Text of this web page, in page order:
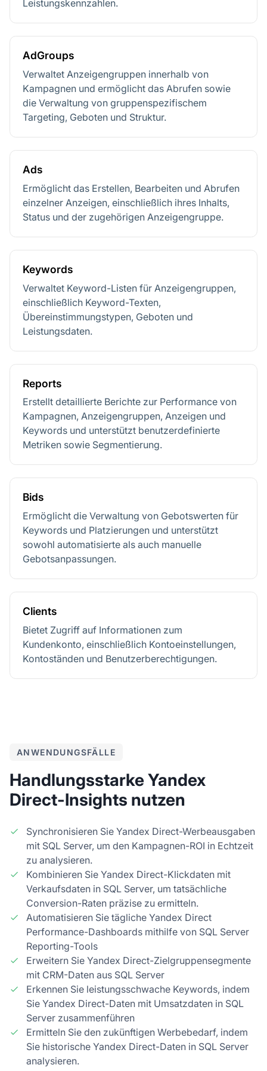
Leistungskennzahlen.
AdGroups
Verwaltet Anzeigengruppen innerhalb von
Kampagnen und ermöglicht das Abrufen sowie
die Verwaltung von gruppenspezifischem
Targeting, Geboten und Struktur.
Ads
Ermöglicht das Erstellen, Bearbeiten und Abrufen
einzelner Anzeigen, einschließlich ihres Inhalts,
Status und der zugehörigen Anzeigengruppe.
Keywords
Verwaltet Keyword-Listen für Anzeigengruppen,
einschließlich Keyword-Texten,
Übereinstimmungstypen, Geboten und
Leistungsdaten.
Reports
Erstellt detaillierte Berichte zur Performance von
Kampagnen, Anzeigengruppen, Anzeigen und
Keywords und unterstützt benutzerdefinierte
Metriken sowie Segmentierung.
Bids
Ermöglicht die Verwaltung von Gebotswerten für
Keywords und Platzierungen und unterstützt
sowohl automatisierte als auch manuelle
Gebotsanpassungen.
Clients
Bietet Zugriff auf Informationen zum
Kundenkonto, einschließlich Kontoeinstellungen,
Kontoständen und Benutzerberechtigungen.
ANWENDUNGSFÄLLE
Handlungsstarke Yandex
Direct-Insights nutzen
Synchronisieren Sie Yandex Direct-Werbeausgaben
mit SQL Server, um den Kampagnen-ROI in Echtzeit
zu analysieren.
Kombinieren Sie Yandex Direct-Klickdaten mit
Verkaufsdaten in SQL Server, um tatsächliche
Conversion-Raten präzise zu ermitteln.
Automatisieren Sie tägliche Yandex Direct
Performance-Dashboards mithilfe von SQL Server
Reporting-Tools
Erweitern Sie Yandex Direct-Zielgruppensegmente
mit CRM-Daten aus SQL Server
Erkennen Sie leistungsschwache Keywords, indem
Sie Yandex Direct-Daten mit Umsatzdaten in SQL
Server zusammenführen
Ermitteln Sie den zukünftigen Werbebedarf, indem
Sie historische Yandex Direct-Daten in SQL Server
analysieren.